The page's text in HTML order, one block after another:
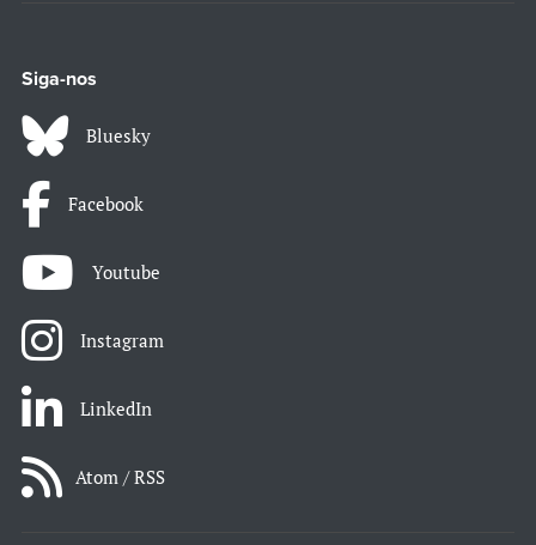
Siga-nos
Bluesky
Facebook
Youtube
Instagram
LinkedIn
Atom / RSS